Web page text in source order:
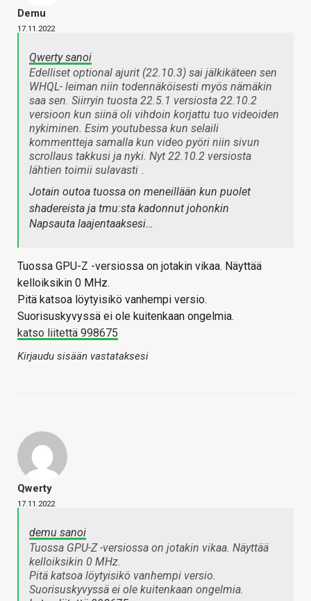
Demu
17.11.2022
Qwerty sanoi
Edelliset optional ajurit (22.10.3) sai jälkikäteen sen
WHQL- leiman niin todennäköisesti myös nämäkin
saa sen. Siirryin tuosta 22.5.1 versiosta 22.10.2
versioon kun siinä oli vihdoin korjattu tuo videoiden
nykiminen. Esim youtubessa kun selaili
kommentteja samalla kun video pyöri niin sivun
scrollaus takkusi ja nyki. Nyt 22.10.2 versiosta
lähtien toimii sulavasti .
Jotain outoa tuossa on meneillään kun puolet
shadereista ja tmu:sta kadonnut johonkin
Napsauta laajentaaksesi…
Tuossa GPU-Z -versiossa on jotakin vikaa. Näyttää
kelloiksikin 0 MHz.
Pitä katsoa löytyisikö vanhempi versio.
Suorisuskyvyssä ei ole kuitenkaan ongelmia.
katso liitettä 998675
Kirjaudu sisään vastataksesi
Qwerty
17.11.2022
demu sanoi
Tuossa GPU-Z -versiossa on jotakin vikaa. Näyttää
kelloiksikin 0 MHz.
Pitä katsoa löytyisikö vanhempi versio.
Suorisuskyvyssä ei ole kuitenkaan ongelmia.